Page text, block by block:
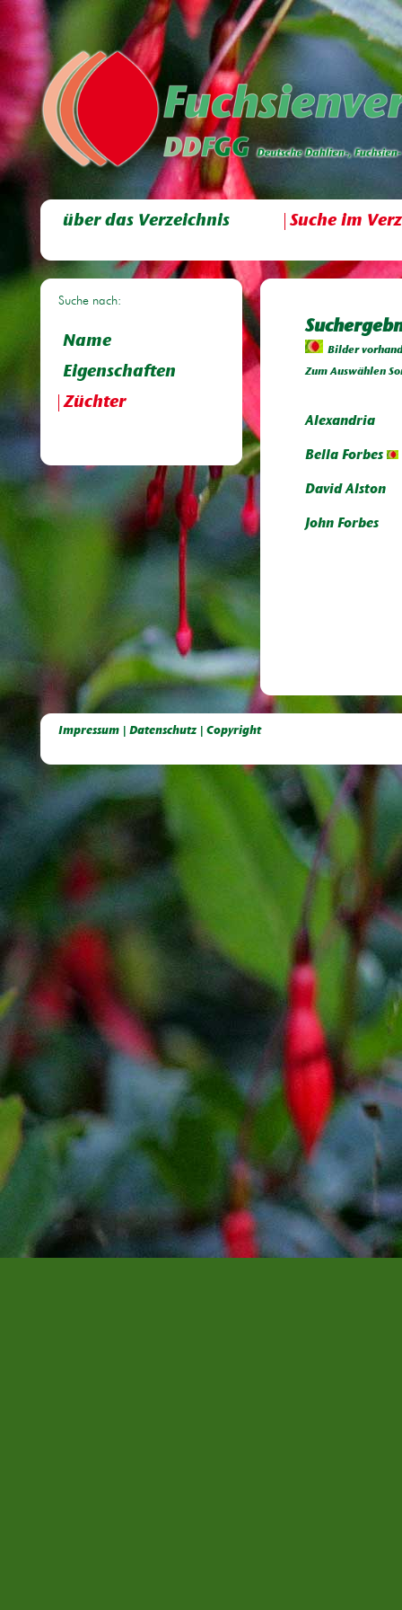
über das Verzeichnis Suche im
Suche nach:
Name
Eigenschaften
Züchter
Bilder
Zum Auswählen
Alexandria
Bella Forbes
David Alston
John Forbes
Impressum | Datenschutz | Copyright